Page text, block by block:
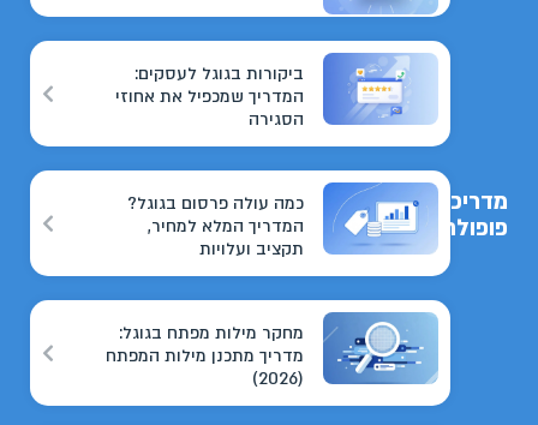
מדריכים
פופולריים
ביקורות בגוגל לעסקים:
המדריך שמכפיל את אחוזי
הסגירה
כמה עולה פרסום בגוגל?
המדריך המלא למחיר,
תקציב ועלויות
מחקר מילות מפתח בגוגל:
מדריך מתכנן מילות המפתח
(2026)